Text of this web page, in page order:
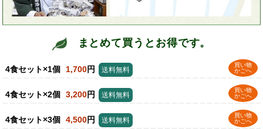
まとめて買うとお得です。
4食セット×1個 1,700円
買い物
かごへ
送料無料
4食セット×2個 3,200円
買い物
かごへ
送料無料
4食セット×3個 4,500円
買い物
かごへ
送料無料